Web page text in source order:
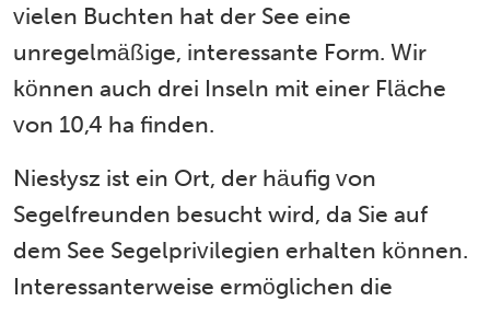
vielen Buchten hat der See eine
unregelmäßige, interessante Form. Wir
können auch drei Inseln mit einer Fläche
von 10,4 ha finden.
Niesłysz ist ein Ort, der häufig von
Segelfreunden besucht wird, da Sie auf
dem See Segelprivilegien erhalten können.
Interessanterweise ermöglichen die